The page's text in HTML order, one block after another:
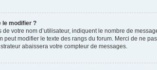
le modifier ?
votre nom d’utilisateur, indiquent le nombre de
peut modifier le texte des rangs du forum. Merci de ne
abaissera votre compteur de messages.